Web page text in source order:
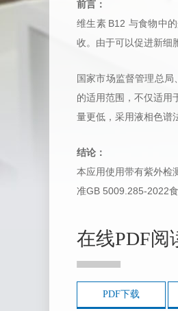
Scion
前言：
维生素 B12 与食物中
收。由于可以促进新细
国家市场监督管理总
的适用范围，不仅适用
量更低， 采用液相色谱
结论：
本应用使用带有紫外检
准GB 5009.285-2022
在线PDF阅
PDF下载